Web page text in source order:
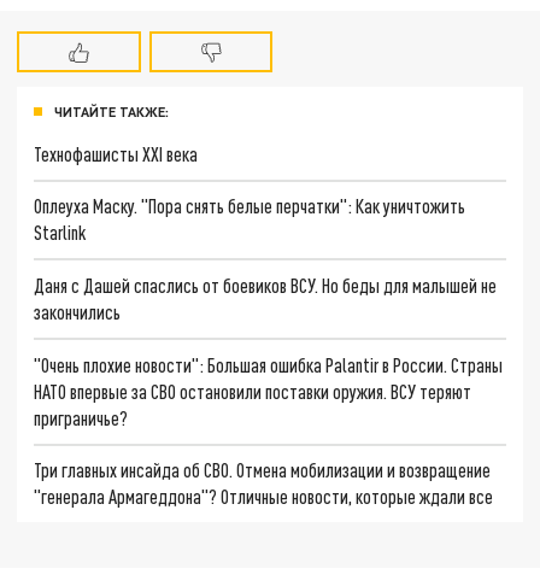
ЧИТАЙТЕ ТАКЖЕ:
Технофашисты XXI века
Оплеуха Маску. "Пора снять белые перчатки": Как уничтожить
Starlink
Даня с Дашей спаслись от боевиков ВСУ. Но беды для малышей не
закончились
"Очень плохие новости": Большая ошибка Palantir в России. Страны
НАТО впервые за СВО остановили поставки оружия. ВСУ теряют
приграничье?
Три главных инсайда об СВО. Отмена мобилизации и возвращение
"генерала Армагеддона"? Отличные новости, которые ждали все